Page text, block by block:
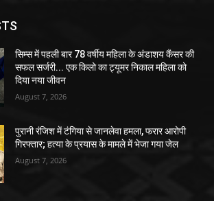
सिम्स में पहली बार 78 वर्षीय महिला के अंडाशय कैंसर की
सफल सर्जरी... एक किलो का ट्यूमर निकाल महिला को
दिया नया जीवन
August 7, 2026
पुरानी रंजिश में टंगिया से जानलेवा हमला, फरार आरोपी
गिरफ्तार; हत्या के प्रयास के मामले में भेजा गया जेल
August 7, 2026